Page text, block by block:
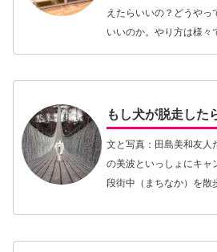
えたらいいの？どうやっ
いいのか。やり方は様々
ズワーク協会はペアリン
もし犬が脱走した
文と写真：田島美和友人
の美波といっしょにキャ
段街中（まちなか）を散
まえば案外…【続きを読